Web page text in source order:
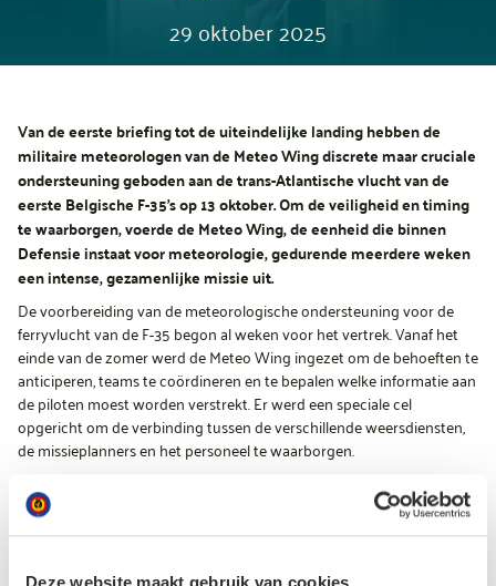
29 oktober 2025
Van de eerste briefing tot de uiteindelijke landing hebben de
militaire meteorologen van de Meteo Wing discrete maar cruciale
ondersteuning geboden aan de trans-Atlantische vlucht van de
eerste Belgische F-35’s op 13 oktober. Om de veiligheid en timing
te waarborgen, voerde de Meteo Wing, de eenheid die binnen
Defensie instaat voor meteorologie, gedurende meerdere weken
een intense, gezamenlijke missie uit.
De voorbereiding van de meteorologische ondersteuning voor de
ferryvlucht van de F-35 begon al weken voor het vertrek. Vanaf het
einde van de zomer werd de Meteo Wing ingezet om de behoeften te
anticiperen, teams te coördineren en te bepalen welke informatie aan
de piloten moest worden verstrekt. Er werd een speciale cel
opgericht om de verbinding tussen de verschillende weersdiensten,
de missieplanners en het personeel te waarborgen.
door de onstabiele weersomstandigheden in het transitgebied rond
de Azoren. “Deze missie was een volledig oefening in coördinatie en
mobiliseerde alle competenties van de Meteo Wing”, vertelt een